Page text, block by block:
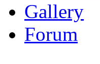
Gallery
Forum